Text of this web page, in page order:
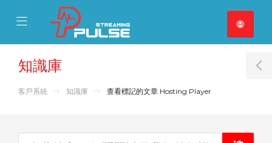
Mobile Menu
Mobile Menu
知識庫
客戶系統 知識庫 查看標記的文章 Hosting Player